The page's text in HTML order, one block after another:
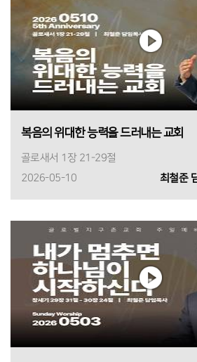
복음의 위대한 능력을 드러내는 교회
골로새서 1장 21-29절
2026-05-10
최철준